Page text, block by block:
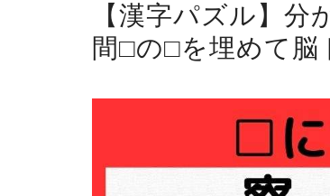
【漢字パズル】分
間□の□を埋めて脳